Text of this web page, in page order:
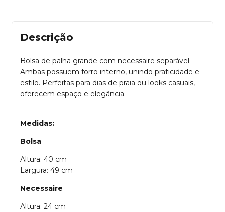
Descrição
Bolsa de palha grande com necessaire separável.
Ambas possuem forro interno, unindo praticidade e
estilo. Perfeitas para dias de praia ou looks casuais,
oferecem espaço e elegância.
Medidas:
Bolsa
Altura: 40 cm
Largura: 49 cm
Necessaire
Altura: 24 cm